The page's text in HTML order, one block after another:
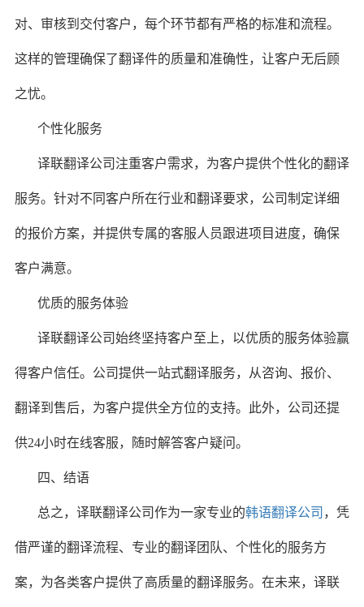
对、审核到交付客户，每个环节都有严格的标准和流程。
这样的管理确保了翻译件的质量和准确性，让客户无后顾
之忧。
个性化服务
译联翻译公司注重客户需求，为客户提供个性化的翻译
服务。针对不同客户所在行业和翻译要求，公司制定详细
的报价方案，并提供专属的客服人员跟进项目进度，确保
客户满意。
优质的服务体验
译联翻译公司始终坚持客户至上，以优质的服务体验赢
得客户信任。公司提供一站式翻译服务，从咨询、报价、
翻译到售后，为客户提供全方位的支持。此外，公司还提
供24小时在线客服，随时解答客户疑问。
四、结语
总之，译联翻译公司作为一家专业的韩语翻译公司 ，凭
借严谨的翻译流程、专业的翻译团队、个性化的服务方
案，为各类客户提供了高质量的翻译服务。在未来，译联